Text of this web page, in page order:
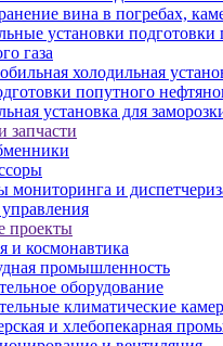
вина в погребах,
установки подготовки
газа
холодильная
попутного
установка для
запчасти
мониторинга и
проекты
и космонавтика
промышленность
оборудование
климатические
и хлебопекарная